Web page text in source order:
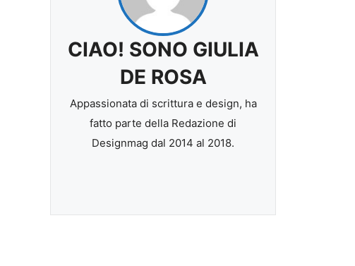
CIAO! SONO GIULIA
DE ROSA
Appassionata di scrittura e design, ha
fatto parte della Redazione di
Designmag dal 2014 al 2018.